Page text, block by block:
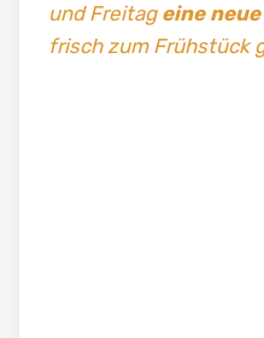
und Freitageine neue
frisch zum Frühstück